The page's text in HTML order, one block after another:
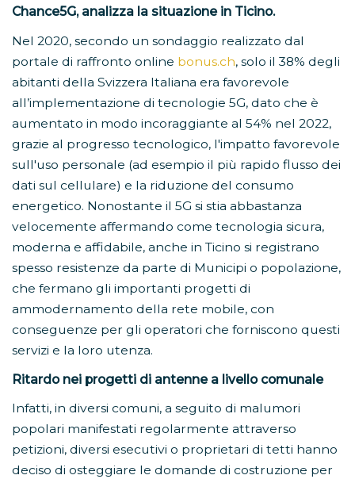
Chance5G, analizza la situazione in Ticino.
Nel 2020, secondo un sondaggio realizzato dal
portale di raffronto online bonus.ch, solo il 38% degli
abitanti della Svizzera Italiana era favorevole
all’implementazione di tecnologie 5G, dato che è
aumentato in modo incoraggiante al 54% nel 2022,
grazie al progresso tecnologico, l'impatto favorevole
sull'uso personale (ad esempio il più rapido flusso dei
dati sul cellulare) e la riduzione del consumo
energetico. Nonostante il 5G si stia abbastanza
velocemente affermando come tecnologia sicura,
moderna e affidabile, anche in Ticino si registrano
spesso resistenze da parte di Municipi o popolazione,
che fermano gli importanti progetti di
ammodernamento della rete mobile, con
conseguenze per gli operatori che forniscono questi
servizi e la loro utenza.
Ritardo nei progetti di antenne a livello comunale
Infatti, in diversi comuni, a seguito di malumori
popolari manifestati regolarmente attraverso
petizioni, diversi esecutivi o proprietari di tetti hanno
deciso di osteggiare le domande di costruzione per